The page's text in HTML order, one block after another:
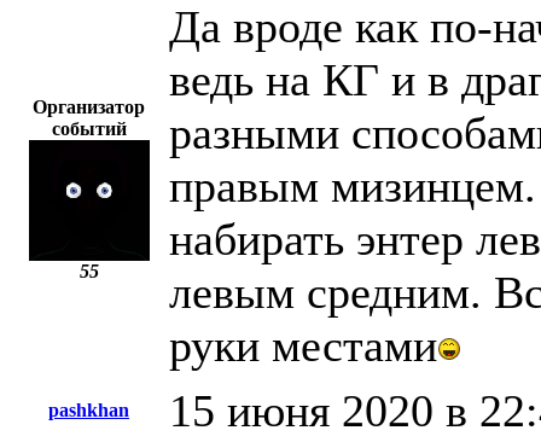
Организатор
событий
55
Да вроде как по-
ведь на КГ и в
разными
правым
набирать энтер
левым средним.
руки местами
pashkhan 15 июня 2020 в